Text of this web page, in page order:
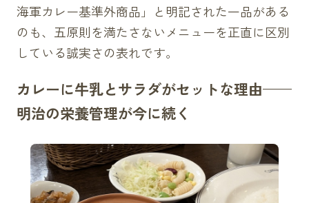
海軍カレー基準外商品」と明記された一品がある
のも、五原則を満たさないメニューを正直に区別
している誠実さの表れです。
カレーに牛乳とサラダがセットな理由——
明治の栄養管理が今に続く